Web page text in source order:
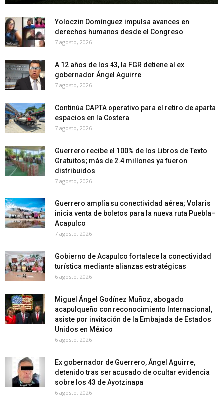
Yoloczin Domínguez impulsa avances en
derechos humanos desde el Congreso
7 agosto, 2026
A 12 años de los 43, la FGR detiene al ex
gobernador Ángel Aguirre
7 agosto, 2026
Continúa CAPTA operativo para el retiro de aparta
espacios en la Costera
7 agosto, 2026
Guerrero recibe el 100% de los Libros de Texto
Gratuitos; más de 2.4 millones ya fueron
distribuidos
7 agosto, 2026
Guerrero amplía su conectividad aérea; Volaris
inicia venta de boletos para la nueva ruta Puebla–
Acapulco
7 agosto, 2026
Gobierno de Acapulco fortalece la conectividad
turística mediante alianzas estratégicas
6 agosto, 2026
Miguel Ángel Godínez Muñoz, abogado
acapulqueño con reconocimiento Internacional,
asiste por invitación de la Embajada de Estados
Unidos en México
6 agosto, 2026
Ex gobernador de Guerrero, Ángel Aguirre,
detenido tras ser acusado de ocultar evidencia
sobre los 43 de Ayotzinapa
6 agosto, 2026